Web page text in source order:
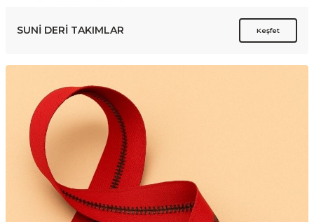
SUNİ DERİ TAKIMLAR Keşfet